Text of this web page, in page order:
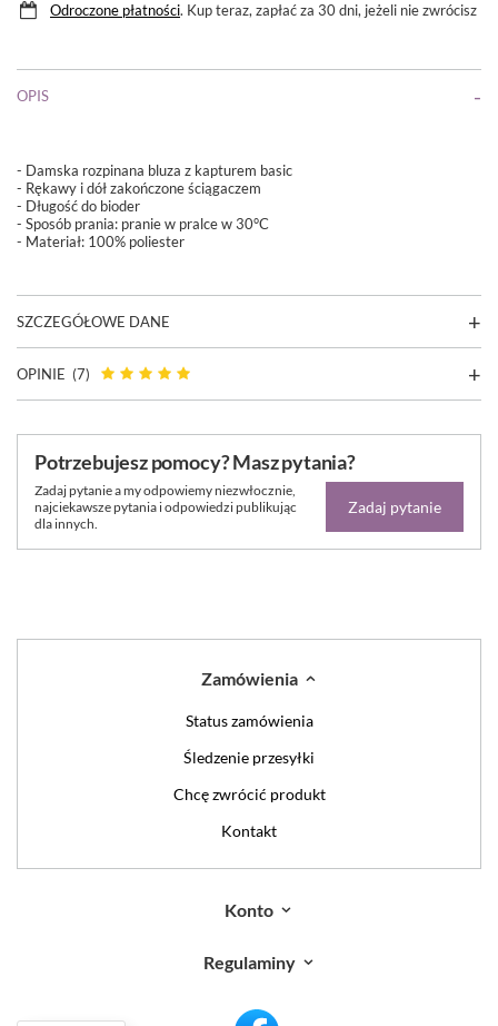
Odroczone płatności. Kup teraz, zapłać za 30 dni, jeżeli nie zwrócisz
OPIS
- Damska rozpinana bluza z kapturem basic
- Rękawy i dół zakończone ściągaczem
- Długość do bioder
- Sposób prania: pranie w pralce w 30°C
- Materiał: 100% poliester
SZCZEGÓŁOWE DANE
OPINIE (7)
Potrzebujesz pomocy? Masz pytania?
Zadaj pytanie a my odpowiemy niezwłocznie,
najciekawsze pytania i odpowiedzi publikując
dla innych.
Zadaj pytanie
Zamówienia
Status zamówienia
Śledzenie przesyłki
Chcę zwrócić produkt
Kontakt
Konto
Regulaminy